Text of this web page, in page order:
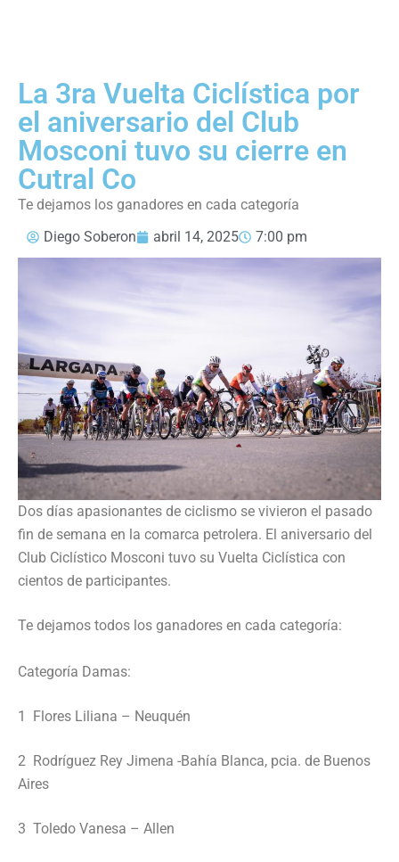
La 3ra Vuelta Ciclística por
el aniversario del Club
Mosconi tuvo su cierre en
Cutral Co
Te dejamos los ganadores en cada categoría
Diego Soberon
abril 14, 2025 7:00 pm
Dos días apasionantes de ciclismo se vivieron el pasado
fin de semana en la comarca petrolera. El aniversario del
Club Ciclístico Mosconi tuvo su Vuelta Ciclística con
cientos de participantes.
Te dejamos todos los ganadores en cada categoría:
Categoría Damas:
1 Flores Liliana – Neuquén
2 Rodríguez Rey Jimena -Bahía Blanca, pcia. de Buenos
Aires
3 Toledo Vanesa – Allen